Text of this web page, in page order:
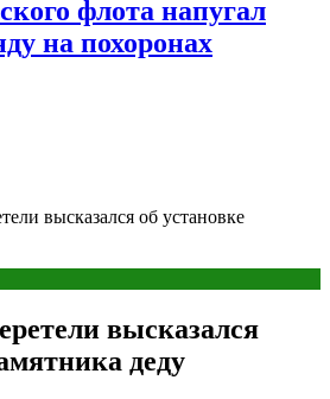
флота напугал
на похоронах
высказался об установке
высказался
деду